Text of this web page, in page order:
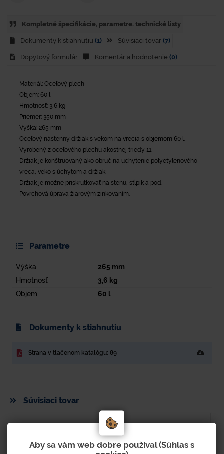
Kompletné špecifikácie, parametre. technické listy
Dokumenty k stiahnutiu (1) Súvisiaci tovar (7)
Dopytový formulár Komentár a hodnotenie (0)
Materiál: Oceľový plech
Objem: 60 l
Hmotnosť: 3,6 kg
Priemer: 350 mm
Výška: 265 mm
Oceľový nástenný držiak s vekom na vrecia s objemom 60 l.
Vyrobený z oceľového plechu akostnej triedy 11.
Držiak je konštruovaný ako obruč na uchytenie polyetylénového
vreca, veko s úchytom a držiak.
Držiak je možné priskrutkovať na stenu, stĺpik a pod.
Povrchová úprava žiarovým zinkovaním.
Parametre
Výška 265 mm
Hmotnosť
3,6 kg
Objem
60 l
Dokumenty k stiahnutiu
Strana v tlačenom katalógu: 89
Súvisiaci tovar
Aby sa vám web dobre používal (Súhlas s